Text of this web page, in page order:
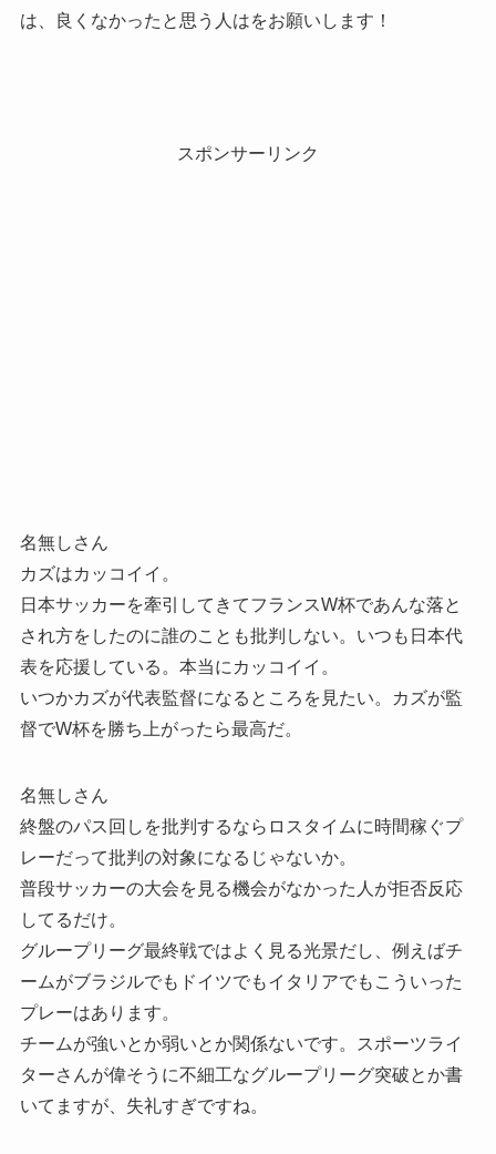
は、良くなかったと思う人はをお願いします！
スポンサーリンク
名無しさん
カズはカッコイイ。
日本サッカーを牽引してきてフランスW杯であんな落と
され方をしたのに誰のことも批判しない。いつも日本代
表を応援している。本当にカッコイイ。
いつかカズが代表監督になるところを見たい。カズが監
督でW杯を勝ち上がったら最高だ。
名無しさん
終盤のパス回しを批判するならロスタイムに時間稼ぐプ
レーだって批判の対象になるじゃないか。
普段サッカーの大会を見る機会がなかった人が拒否反応
してるだけ。
グループリーグ最終戦ではよく見る光景だし、例えばチ
ームがブラジルでもドイツでもイタリアでもこういった
プレーはあります。
チームが強いとか弱いとか関係ないです。スポーツライ
ターさんが偉そうに不細工なグループリーグ突破とか書
いてますが、失礼すぎですね。